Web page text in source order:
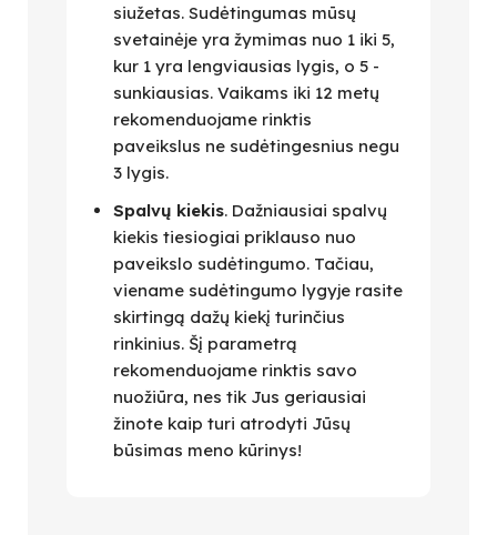
siužetas. Sudėtingumas mūsų
svetainėje yra žymimas nuo 1 iki 5,
kur 1 yra lengviausias lygis, o 5 -
sunkiausias. Vaikams iki 12 metų
rekomenduojame rinktis
paveikslus ne sudėtingesnius negu
3 lygis.
Spalvų kiekis. Dažniausiai spalvų
kiekis tiesiogiai priklauso nuo
paveikslo sudėtingumo. Tačiau,
viename sudėtingumo lygyje rasite
skirtingą dažų kiekį turinčius
rinkinius. Šį parametrą
rekomenduojame rinktis savo
nuožiūra, nes tik Jus geriausiai
žinote kaip turi atrodyti Jūsų
būsimas meno kūrinys!